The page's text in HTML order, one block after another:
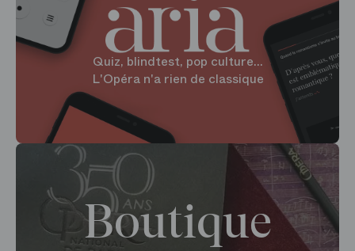
Quiz, blindtest, pop culture...
L'Opéra n'a rien de classique
Boutique